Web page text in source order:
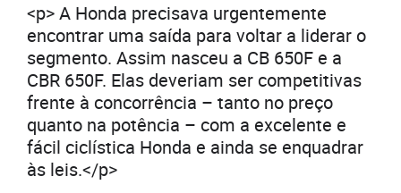
<p> A Honda precisava urgentemente
encontrar uma saída para voltar a liderar o
segmento. Assim nasceu a CB 650F e a
CBR 650F. Elas deveriam ser competitivas
frente à concorrência – tanto no preço
quanto na potência – com a excelente e
fácil ciclística Honda e ainda se enquadrar
às leis.</p>